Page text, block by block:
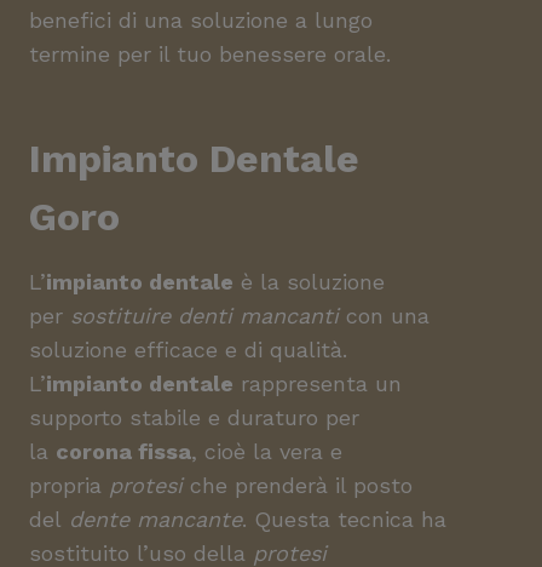
benefici di una soluzione a lungo
termine per il tuo benessere orale.
Impianto Dentale
Goro
L’impianto dentale è la soluzione
per sostituire denti mancanticon una
soluzione efficace e di qualità.
L’impianto dentale rappresenta un
supporto stabile e duraturo per
la corona fissa, cioè la vera e
propria protesiche prenderà il posto
del dente mancante. Questa tecnica ha
sostituito l’uso della protesi